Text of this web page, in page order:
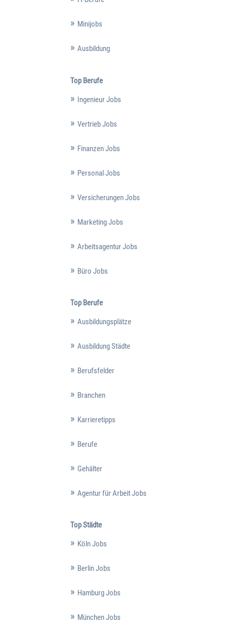
Minijobs
Ausbildung
Top Berufe
Ingenieur Jobs
Vertrieb Jobs
Finanzen Jobs
Personal Jobs
Versicherungen Jobs
Marketing Jobs
Arbeitsagentur Jobs
Büro Jobs
Top Berufe
Ausbildungsplätze
Ausbildung Städte
Berufsfelder
Branchen
Karrieretipps
Berufe
Gehälter
Agentur für Arbeit Jobs
Top Städte
Köln Jobs
Berlin Jobs
Hamburg Jobs
München Jobs